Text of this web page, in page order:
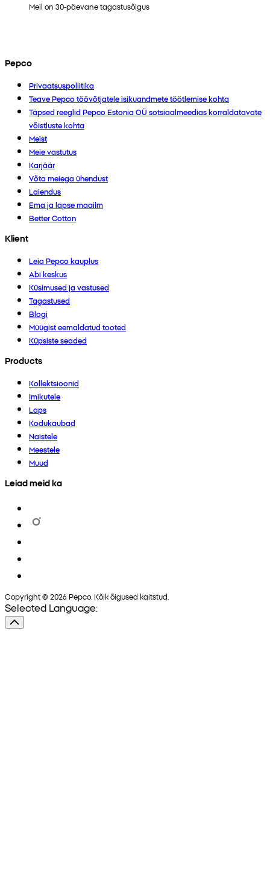
Meil on 30-päevane tagastusõigus
Pepco
Privaatsuspoliitika
Teave Pepco töövõtjatele isikuandmete töötlemise kohta
Täpsed reeglid Pepco Estonia OÜ sotsiaalmeedias korraldatavate
võistluste kohta
Meist
Meie vastutus
Karjäär
Võta meiega ühendust
Laiendus
Ema ja lapse maailm
Better Cotton
Klient
Leia Pepco kauplus
Abi keskus
Küsimused ja vastused
Tagastused
Blogi
Müügist eemaldatud tooted
Küpsiste seaded
Products
Kollektsioonid
Imikutele
Laps
Kodukaubad
Naistele
Meestele
Muud
Leiad meid ka
Copyright © 2026 Pepco. Kõik õigused kaitstud.
Selected Language: